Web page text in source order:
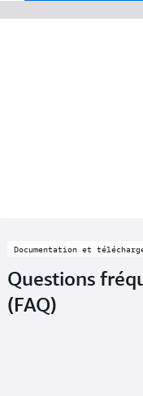
Documentation et
Questions
(FAQ)